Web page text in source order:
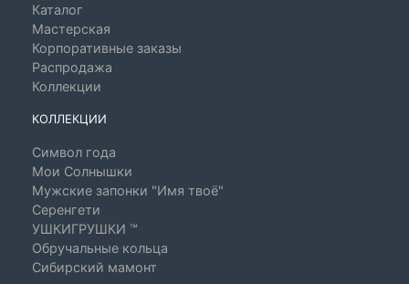
Каталог
Мастерская
Корпоративные заказы
Распродажа
Коллекции
КОЛЛЕКЦИИ
Символ года
Мои Солнышки
Мужские запонки "Имя твоё"
Серенгети
УШКИГРУШКИ ™
Обручальные кольца
Сибирский мамонт